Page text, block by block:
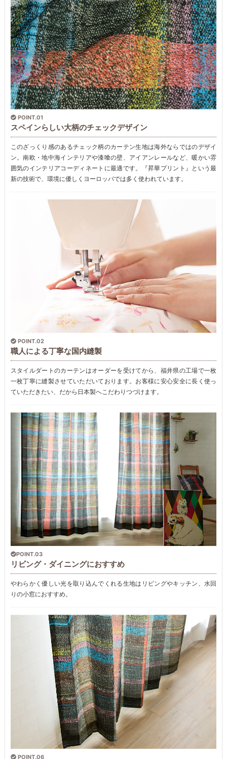
POINT.01
スペインらしい大柄のチェックデザイン
このざっくり感のあるチェック柄のカーテン生地は海外ならではのデザイ
ン。南欧・地中海インテリアや漆喰の壁、アイアンレールなど、暖かい雰
囲気のインテリアコーディネートに最適です。『昇華プリント』という最
新の技術で、環境に優しくヨーロッパでは多く使われています。
POINT.02
職人による丁寧な国内縫製
スタイルダートのカーテンはオーダーを受けてから、福井県の工場で一枚
一枚丁寧に縫製させていただいております。お客様に安心安全に長く使っ
ていただきたい、だから日本製へこだわりつづけます。
POINT.03
リビング・ダイニングにおすすめ
やわらかく優しい光を取り込んでくれる生地はリビングやキッチン、水回
りの小窓におすすめ。
POINT.06